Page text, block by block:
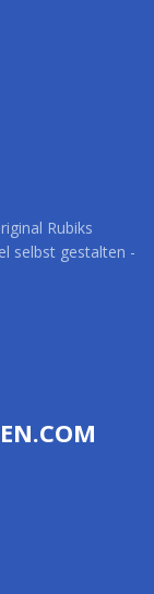
Rubiks
selbst gestalten -